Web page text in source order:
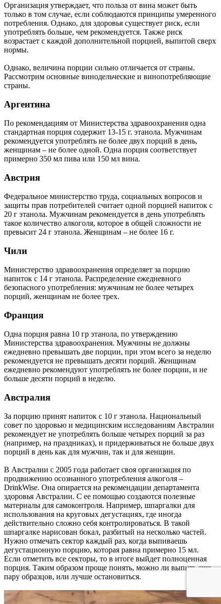
Организация утверждает, что польза от вина может быть
только в том случае, если соблюдаются принципы умеренного
потребления. Однако, для здоровья существует риск, если
употреблять больше, чем рекомендуется. Также риск
возрастает с каждой дополнительной порцией, выпитой сверх
нормы.
Однако, величина порции сильно отличается от страны.
Рассмотрим основные винодельческие и винопотребляющие
страны.
Аргентина
По рекомендациям от Министерства здравоохранения одна
стандартная порция содержит 13-15 г. этанола. Мужчинам
рекомендуется употреблять не более двух порций в день,
женщинам – не более одной. Одна порция соответствует
примерно 350 мл пива или 150 мл вина.
Австрия
Федеральное министерство труда, социальных вопросов и
защиты прав потребителей считает одной порцией напиток с
20 г этанола. Мужчинам рекомендуется в день употреблять
такое количество алкоголя, которое в общей сложности не
превысит 24 г этанола. Женщинам – не более 16 г.
Чили
Министерство здравоохранения определяет за порцию
напиток с 14 г этанола. Распределение ежедневного
безопасного употребления: мужчинам не более четырех
порций, женщинам не более трех.
Франция
Одна порция равна 10 гр этанола, по утверждению
Министерства здравоохранения. Мужчины не должны
ежедневно превышать две порции, при этом всего за неделю
рекомендуется не превышать десяти порций. Женщинам
ежедневно рекомендуют употреблять не более порции, и не
больше десяти порций в неделю.
Австралия
За порцию принят напиток с 10 г этанола. Национальный
совет по здоровью и медицинским исследованиям Австралии
рекомендует не употреблять больше четырех порций за раз
(например, на праздниках), и придерживаться не больше двух
порций в день как для мужчин, так и для женщин.
В Австралии с 2005 года работает своя организация по
продвижению осознанного употребления алкоголя –
DrinkWise. Она опирается на рекомендации департамента
здоровья Австралии. С ее помощью создаются полезные
материалы для самоконтроля. Например, шпаргалки для
использования на круговых дегустациях, где иногда
действительно сложно себя контролироваться. В такой
шпаргалке нарисован бокал, разбитый на несколько частей.
Нужно отмечать сектор каждый раз, когда выпиваешь
дегустационную порцию, которая равна примерно 15 мл.
Если отметить все секторы, то в итоге выйдет полноценная
порция. Таким образом проще понять, можно ли выпить еще
пару образцов, или лучше остановиться.